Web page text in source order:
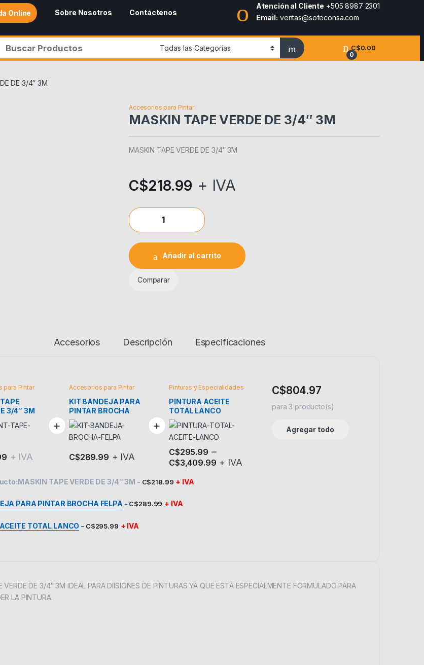
Online Sobre Nosotros Contáctenos
Atención al Cliente +505 8987 2301
Email: ventas@sofeconsa.com
0
C$0.00
DE 3/4″ 3M
Accesorios para Pintar
MASKIN TAPE VERDE DE 3/4″ 3M
MASKIN TAPE VERDE DE 3/4″ 3M
C$218.99 + IVA
MASKIN TAPE VERDE DE 3/4" 3M quantity
Añadir al carrito
Comparar
Accesorios Descripción Especificaciones
para Pintar
3/4″ 3M
+ IVA
Accesorios para Pintar
KIT BANDEJA PARA
PINTAR BROCHA
FELPA
C$289.99 + IVA
Pinturas y Especialidades
PINTURA ACEITE
TOTAL LANCO
C$295.99 –
C$3,409.99 + IVA
Este producto tiene múltiples variantes. Las opciones se pueden elegir en la
MASKIN TAPE VERDE DE 3/4″ 3M - C$218.99 + IVA
PARA PINTAR BROCHA FELPA - C$289.99 + IVA
TOTAL LANCO - C$295.99 + IVA
C$804.97
para 3 producto(s)
Agregar todo
VERDE DE 3/4″ 3M IDEAL PARA DIISIONES DE PINTURAS YA QUE ESTA ESPECIALMENTE FORMULADO PARA
LA PINTURA